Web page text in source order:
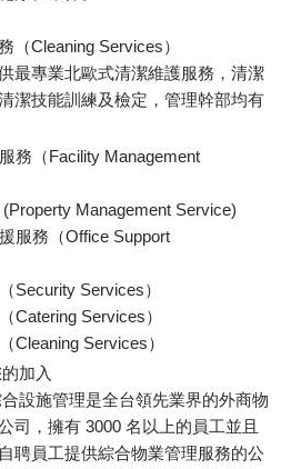
（Cleaning Services）
專業北歐式清潔維護服務，清潔
潔技能訓練及檢定，管理幹部均有
務（Facility Management
Management Service)
服務（Office Support
（Security Services）
Catering Services）
Cleaning Services）
加入
設施管理是全台領先業界的外商物
司，擁有 3000 名以上的員工並且
聘員工提供綜合物業管理服務的公